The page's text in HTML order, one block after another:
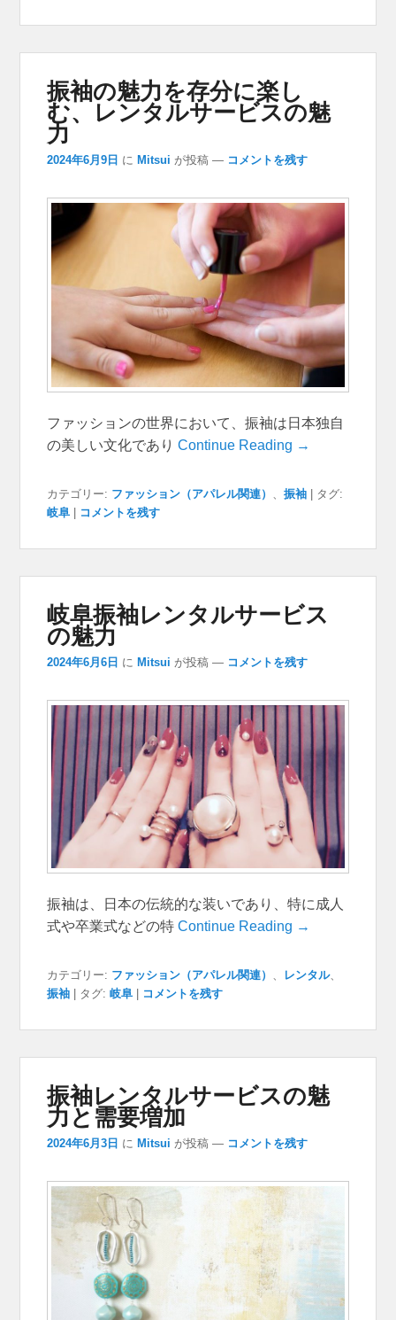
振袖の魅力を存分に楽し
む、レンタルサービスの魅
力
2024年6月9日 に Mitsui が投稿 — コメントを残す
ファッションの世界において、振袖は日本独自
の美しい文化でありContinue Reading →
カテゴリー: ファッション（アパレル関連） 、振袖
タグ:
岐阜
コメントを残す
岐阜振袖レンタルサービス
の魅力
2024年6月6日 に Mitsui が投稿 — コメントを残す
振袖は、日本の伝統的な装いであり、特に成人
式や卒業式などの特Continue Reading →
カテゴリー: ファッション（アパレル関連） 、 レンタル、
振袖
タグ: 岐阜 コメントを残す
振袖レンタルサービスの魅
力と需要増加
2024年6月3日 に Mitsui が投稿 — コメントを残す